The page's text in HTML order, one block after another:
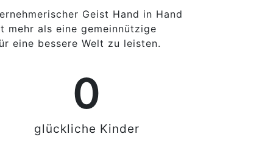
Geist Hand in Hand
mehr als eine gemeinnützige
eine bessere Welt zu leisten.
glückliche Kinder
0